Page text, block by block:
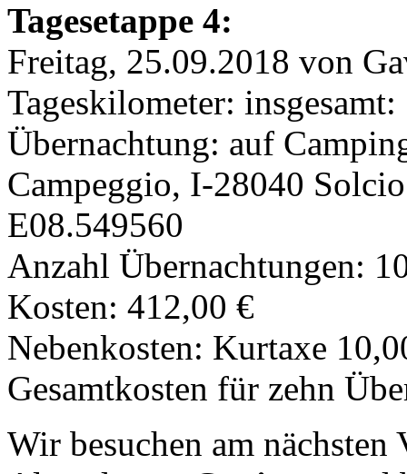
Tagesetappe 4:
Freitag, 25.09.2018 von
Tageskilometer:
Übernachtung: auf
Campeggio, I-28040
E08.549560
Anzahl Übernachtungen:
Kosten: 412,00 €
Nebenkosten: Kurtaxe
Gesamtkosten für zehn
Wir besuchen am